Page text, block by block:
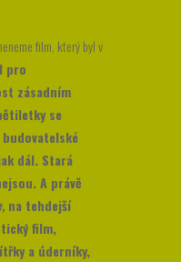
film, který byl v
pro
zásadním
se
dál. Stará
A právě
na tehdejší
film,
a úderníky,